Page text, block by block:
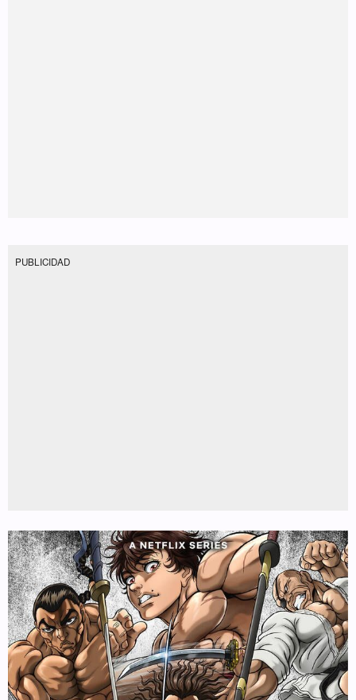
PUBLICIDAD